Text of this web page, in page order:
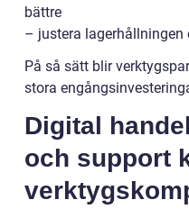
bättre
– justera
På så sätt blir
stora
Digital
och support